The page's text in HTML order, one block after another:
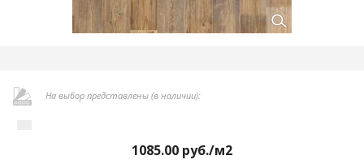
На выбор представлены (в наличии):
1085.00 руб./м2